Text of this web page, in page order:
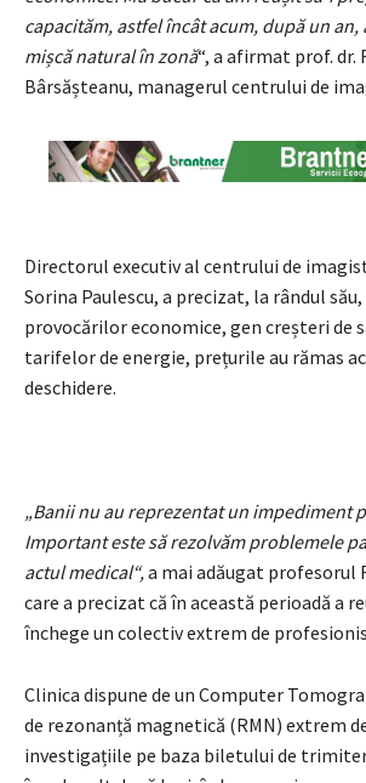
capacităm, astfel încât acum, după un an,
mișcă natural în zonă“, a afirmat prof. dr.
Bârsășteanu, managerul centrului de
Directorul executiv al centrului de
Sorina Paulescu, a precizat, la rândul
provocărilor economice, gen creșteri de
tarifelor de energie, prețurile au rămas
deschidere.
„Banii nu au reprezentat un impediment
Important este să rezolvăm problemele
actul medical“,a mai adăugat profesorul
care a precizat că în această perioadă a
închege un colectiv extrem de
Clinica dispune de un Computer
de rezonanță magnetică (RMN) extrem
investigațiile pe baza biletului de